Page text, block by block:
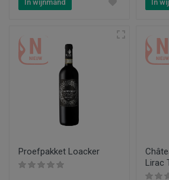
In wijnmand In
Proefpakket Loacker
Lirac